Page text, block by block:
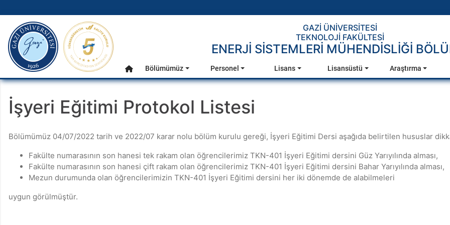
Ana Menü
gazi.edu.tr
GAZİ ÜNİVERSİTESİ
TEKNOLOJİ FAKÜLTESİ
ENERJİ SİSTEMLERİ MÜHENDİSLİĞİ
Anasayfa
Bölümümüz Personel Lisans Lisansüstü Araştırma
İşyeri Eğitimi Protokol Listesi
Bölümümüz 04/07/2022 tarih ve 2022/07 karar nolu bölüm kurulu gereği, İşyeri Eğitimi Dersi aşağıda belirtilen hususlar
Fakülte numarasının son hanesi tek rakam olan öğrencilerimiz TKN-401 İşyeri Eğitimi dersini Güz Yarıyılında alması,
Fakülte numarasının son hanesi çift rakam olan öğrencilerimiz TKN-401 İşyeri Eğitimi dersini Bahar Yarıyılında alması,
Mezun durumunda olan öğrencilerimizin TKN-401 İşyeri Eğitimi dersini her iki dönemde de alabilmeleri
uygun görülmüştür.